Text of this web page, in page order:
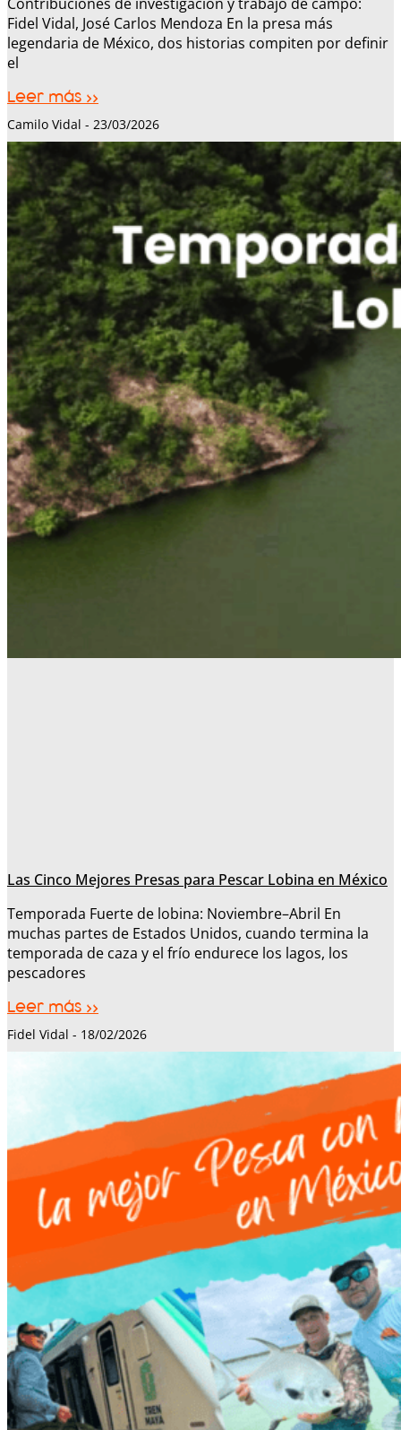
Fidel Vidal, José Carlos Mendoza En la presa más
legendaria de México, dos historias compiten por definir
el
Leer más >>
Camilo Vidal 23/03/2026
Las Cinco Mejores Presas para Pescar Lobina en México
Temporada Fuerte de lobina: Noviembre–Abril En
muchas partes de Estados Unidos, cuando termina la
temporada de caza y el frío endurece los lagos, los
pescadores
Leer más >>
Fidel Vidal 18/02/2026